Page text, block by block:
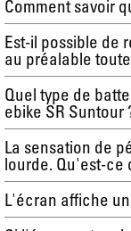
Comment savoir
Est-il possible de
au préalable
Quel type de
ebike SR Suntour
La sensation de
lourde. Qu'est-ce
L'écran affiche